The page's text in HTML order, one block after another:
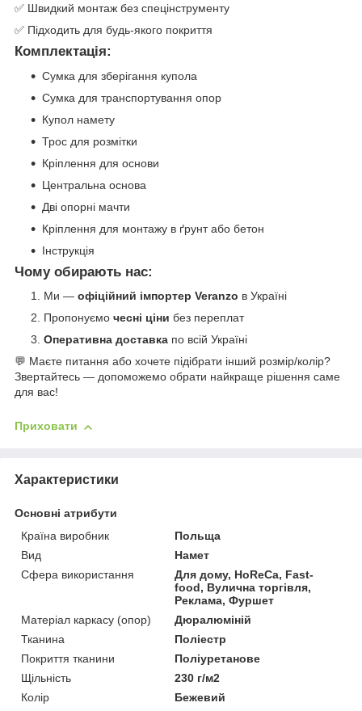
✅ Швидкий монтаж без спецінструменту
✅ Підходить для будь-якого покриття
Комплектація:
Сумка для зберігання купола
Сумка для транспортування опор
Купол намету
Трос для розмітки
Кріплення для основи
Центральна основа
Дві опорні мачти
Кріплення для монтажу в ґрунт або бетон
Інструкція
Чому обирають нас:
Ми — офіційний імпортер Veranzo в Україні
Пропонуємо чесні ціни без переплат
Оперативна доставка по всій Україні
💬 Маєте питання або хочете підібрати інший розмір/колір?
Звертайтесь — допоможемо обрати найкраще рішення саме
для вас!
Приховати
Характеристики
Основні атрибути
Країна виробник
Польща
Вид
Намет
Сфера використання
Для дому, HoReCa, Fast-
food, Вулична торгівля,
Реклама, Фуршет
Матеріал каркасу (опор)
Дюралюміній
Тканина
Поліестр
Покриття тканини
Поліуретанове
Щільність
230 г/м2
Колір
Бежевий